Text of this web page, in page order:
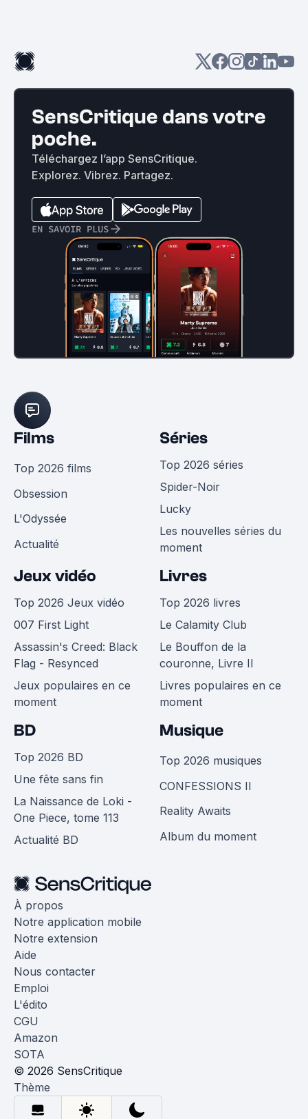
SensCritique dans votre
poche.
Téléchargez l’app SensCritique.
Explorez. Vibrez. Partagez.
EN SAVOIR PLUS
Films
Top 2026 films
Obsession
L'Odyssée
Actualité
Séries
Top 2026 séries
Spider-Noir
Lucky
Les nouvelles séries du
moment
Jeux vidéo
Top 2026 Jeux vidéo
007 First Light
Assassin's Creed: Black
Flag - Resynced
Jeux populaires en ce
moment
Livres
Top 2026 livres
Le Calamity Club
Le Bouffon de la
couronne, Livre II
Livres populaires en ce
moment
BD
Top 2026 BD
Une fête sans fin
La Naissance de Loki -
One Piece, tome 113
Actualité BD
Musique
Top 2026 musiques
CONFESSIONS II
Reality Awaits
Album du moment
À propos
Notre application mobile
Notre extension
Aide
Nous contacter
Emploi
L'édito
CGU
Amazon
SOTA
© 2026 SensCritique
Thème